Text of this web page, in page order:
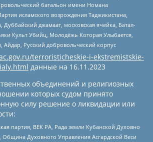
батальон имени Номана
исламского возрождения Таджикистана,
джамаат, московская ячейка, Батал-
Культ Убийц, Молодёжь Которая Улыбается,
Айдар, Русский добровольческий корпус
terroristicheskie-i-ekstremistskie-
данные на 16.11.2023
объединений и религиозных
которых судом принято
силу решение о ликвидации или
партия, ВЕК РА, Рада земли Кубанской Духовно
Духовного Управления Асгардской Веси